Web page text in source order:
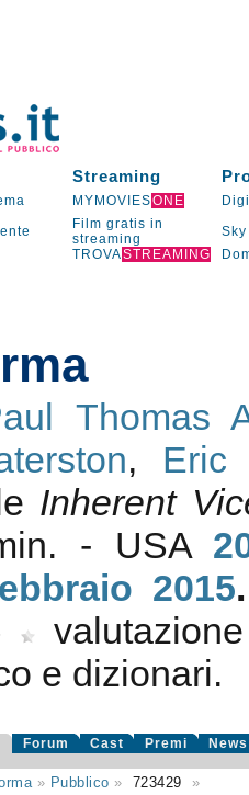
Streaming
MYMOVIESONE
Film gratis in
streaming
Sky
TROVASTREAMING
Thomas
, Eric
Inherent
- USA
2015
e dizionari.
Forum Cast Premi News
» Pubblico » 723429 »